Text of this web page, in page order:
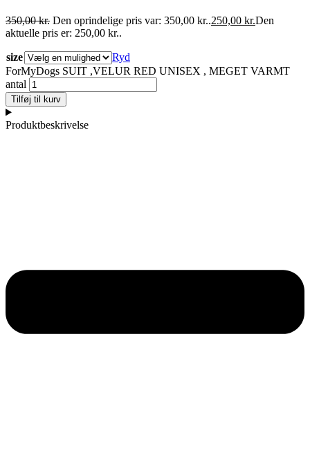
350,00kr. Den oprindelige pris var: 350,00 kr..250,00 kr.Den
aktuelle pris er: 250,00 kr..
size
Ryd
ForMyDogs SUIT ,VELUR RED UNISEX , MEGET VARMT
antal
Tilføj til kurv
Produktbeskrivelse